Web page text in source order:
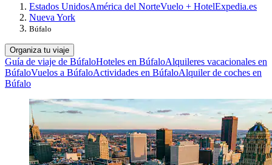
Estados UnidosAmérica del NorteVuelo + HotelExpedia.es
Nueva York
Búfalo
Organiza tu viaje
Guía de viaje de BúfaloHoteles en BúfaloAlquileres vacacionales en
BúfaloVuelos a BúfaloActividades en BúfaloAlquiler de coches en
Búfalo